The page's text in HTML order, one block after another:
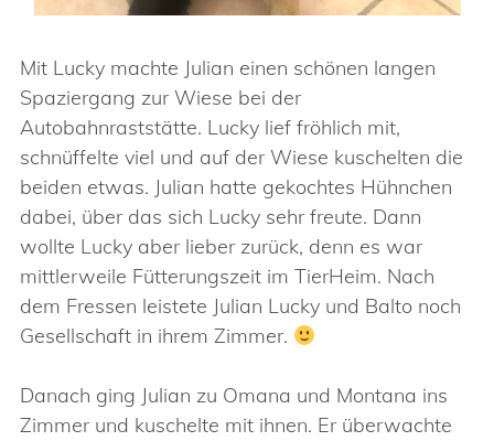
Mit Lucky machte Julian einen schönen langen
Spaziergang zur Wiese bei der
Autobahnraststätte. Lucky lief fröhlich mit,
schnüffelte viel und auf der Wiese kuschelten die
beiden etwas. Julian hatte gekochtes Hühnchen
dabei, über das sich Lucky sehr freute. Dann
wollte Lucky aber lieber zurück, denn es war
mittlerweile Fütterungszeit im TierHeim. Nach
dem Fressen leistete Julian Lucky und Balto noch
Gesellschaft in ihrem Zimmer.
Danach ging Julian zu Omana und Montana ins
Zimmer und kuschelte mit ihnen. Er überwachte